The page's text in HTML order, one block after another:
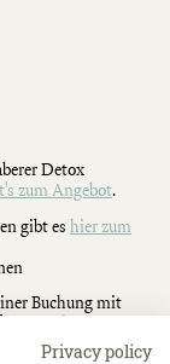
Detox
zum Angebot.
gibt es hier zum
Buchung mit
Erwachsene
Privacy policy